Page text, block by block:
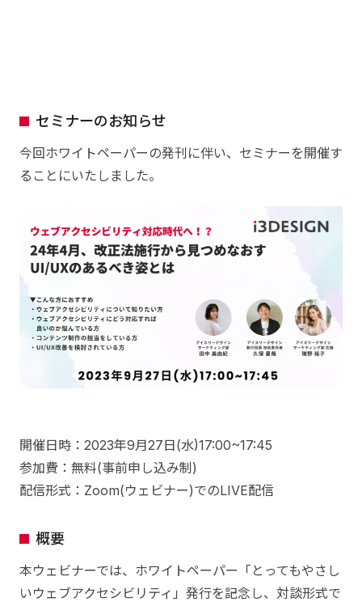
セミナーのお知らせ
今回ホワイトペーパーの発刊に伴い、セミナーを開催す
ることにいたしました。
開催日時：2023年9月27日(水)17:00~17:45
参加費：無料(事前申し込み制)
配信形式：Zoom(ウェビナー)でのLIVE配信‍
概要
本ウェビナーでは、ホワイトペーパー「とってもやさし
いウェブアクセシビリティ」発行を記念し、対談形式で